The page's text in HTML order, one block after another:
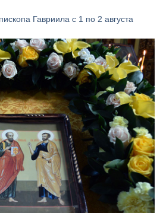
Гавриила с 1 по 2 августа